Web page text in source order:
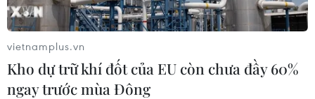
vietnamplus.vn
Kho dự trữ khí đốt của EU còn chưa đầy 60%
ngay trước mùa Đông